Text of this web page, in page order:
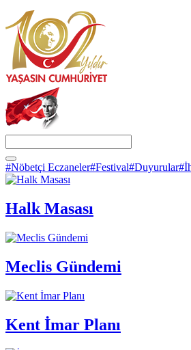
#Nöbetçi Eczaneler#Festival#Duyurular
Halk Masası
Meclis Gündemi
Kent İmar Planı